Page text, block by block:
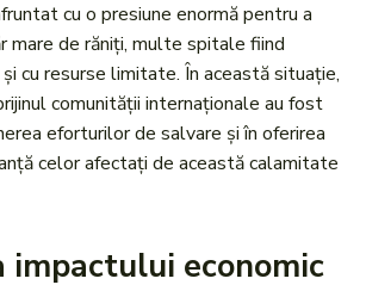
cu o presiune enormă pentru a
mare de răniți, multe spitale fiind
cu resurse limitate. În această situație,
comunității internaționale au fost
eforturilor de salvare și în oferirea
celor afectați de această calamitate
impactului economic